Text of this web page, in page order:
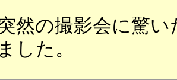
然の撮影会に驚
した。